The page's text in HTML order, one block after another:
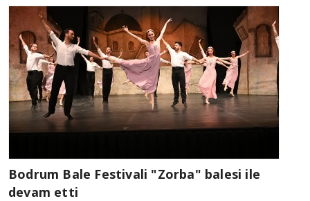
Bodrum Bale Festivali "Zorba" balesi ile
devam etti